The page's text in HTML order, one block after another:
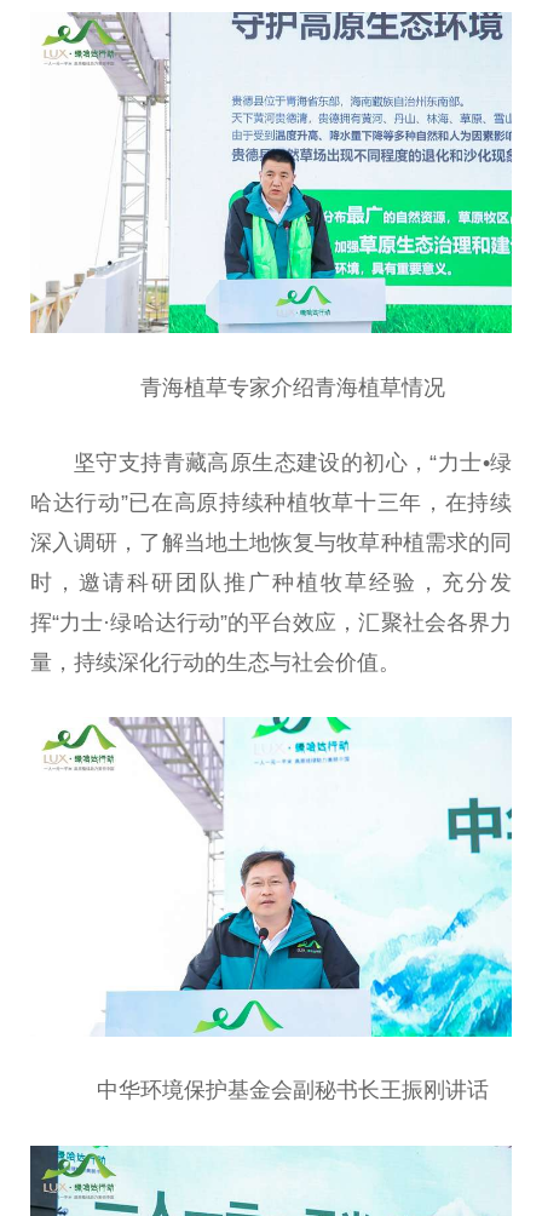
青海植草专家介绍青海植草情况
坚守支持青藏高原生态建设的初心 ，“力士•绿
哈达行动”已在高原持续种植牧草十三年，在持续
深入调研，了解当地土地恢复与牧草种植需求的同
时，邀请科研团队推广种植牧草经验，充分发
挥“力士·绿哈达行动”的平台效应，汇聚社会各界力
量，持续深化行动的生态与社会价值。
中华环境保护基金会副秘书长王振刚 讲话